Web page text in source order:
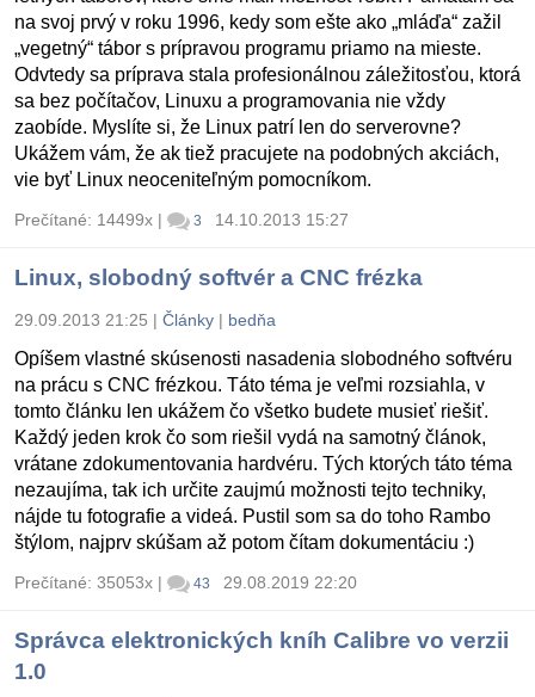
na svoj prvý v roku 1996, kedy som ešte ako „mláďa“ zažil
„vegetný“ tábor s prípravou programu priamo na mieste.
Odvtedy sa príprava stala profesionálnou záležitosťou, ktorá
sa bez počítačov, Linuxu a programovania nie vždy
zaobíde. Myslíte si, že Linux patrí len do serverovne?
Ukážem vám, že ak tiež pracujete na podobných akciách,
vie byť Linux neoceniteľným pomocníkom.
Prečítané: 14499x | 3 14.10.2013 15:27
Linux, slobodný softvér a CNC frézka
29.09.2013 21:25 | Články | bedňa
Opíšem vlastné skúsenosti nasadenia slobodného softvéru
na prácu s CNC frézkou. Táto téma je veľmi rozsiahla, v
tomto článku len ukážem čo všetko budete musieť riešiť.
Každý jeden krok čo som riešil vydá na samotný článok,
vrátane zdokumentovania hardvéru. Tých ktorých táto téma
nezaujíma, tak ich určite zaujmú možnosti tejto techniky,
nájde tu fotografie a videá. Pustil som sa do toho Rambo
štýlom, najprv skúšam až potom čítam dokumentáciu :)
Prečítané: 35053x | 43 29.08.2019 22:20
Správca elektronických kníh Calibre vo verzii
1.0